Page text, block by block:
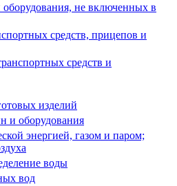
не включенных в
средств, прицепов и
средств и
изделий
и оборудования
энергией, газом и паром;
воды
вод